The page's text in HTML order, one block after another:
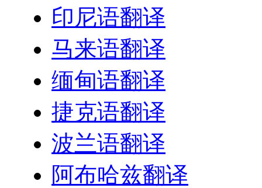
印尼语翻译
马来语翻译
缅甸语翻译
捷克语翻译
波兰语翻译
阿布哈兹翻译